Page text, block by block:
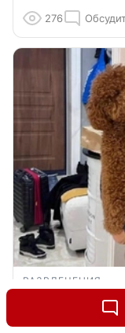
276
РАЗВЛЕЧЕНИЯ
«Триггерю
Гордон